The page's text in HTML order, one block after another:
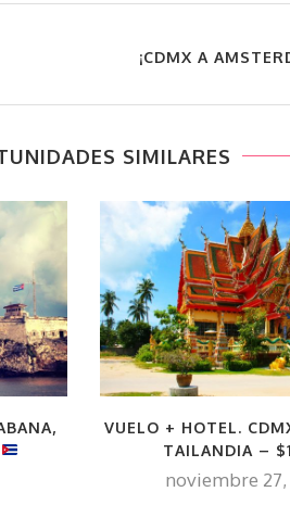
¡CDMX A
SIMILARES
VUELO + HOTEL.
TAILANDIA –
noviembre 27,